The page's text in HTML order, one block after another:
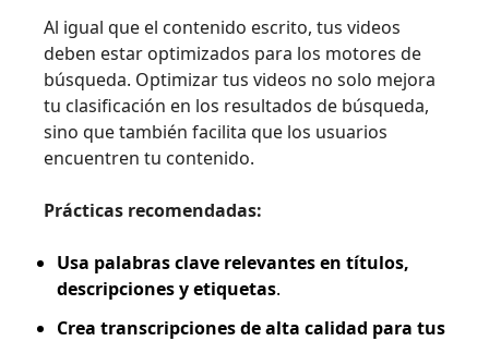
Al igual que el contenido escrito, tus videos
deben estar optimizados para los motores de
búsqueda. Optimizar tus videos no solo mejora
tu clasificación en los resultados de búsqueda,
sino que también facilita que los usuarios
encuentren tu contenido.
Prácticas recomendadas:
Usa palabras clave relevantes en títulos,
descripciones y etiquetas.
Crea transcripciones de alta calidad para tus